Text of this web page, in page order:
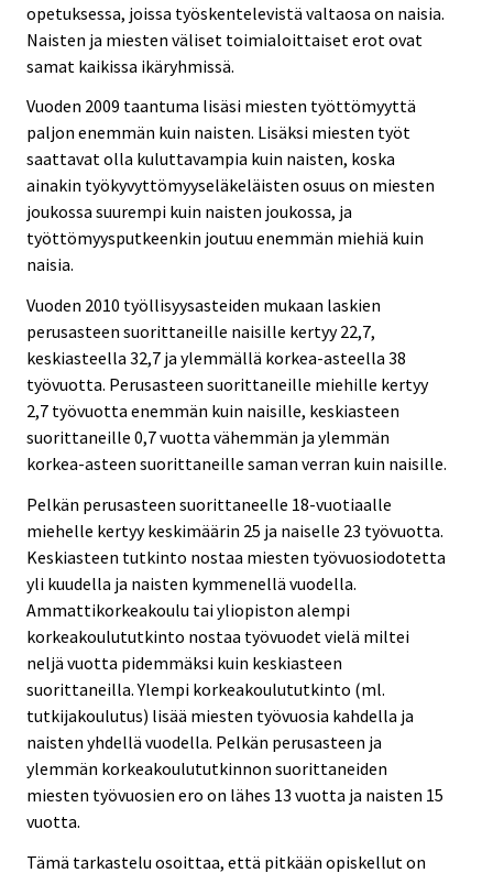
opetuksessa, joissa työskentelevistä valtaosa on naisia.
Naisten ja miesten väliset toimialoittaiset erot ovat
samat kaikissa ikäryhmissä.
Vuoden 2009 taantuma lisäsi miesten työttömyyttä
paljon enemmän kuin naisten. Lisäksi miesten työt
saattavat olla kuluttavampia kuin naisten, koska
ainakin työkyvyttömyyseläkeläisten osuus on miesten
joukossa suurempi kuin naisten joukossa, ja
työttömyysputkeenkin joutuu enemmän miehiä kuin
naisia.
Vuoden 2010 työllisyysasteiden mukaan laskien
perusasteen suorittaneille naisille kertyy 22,7,
keskiasteella 32,7 ja ylemmällä korkea-asteella 38
työvuotta. Perusasteen suorittaneille miehille kertyy
2,7 työvuotta enemmän kuin naisille, keskiasteen
suorittaneille 0,7 vuotta vähemmän ja ylemmän
korkea-asteen suorittaneille saman verran kuin naisille.
Pelkän perusasteen suorittaneelle 18-vuotiaalle
miehelle kertyy keskimäärin 25 ja naiselle 23 työvuotta.
Keskiasteen tutkinto nostaa miesten työvuosiodotetta
yli kuudella ja naisten kymmenellä vuodella.
Ammattikorkeakoulu tai yliopiston alempi
korkeakoulututkinto nostaa työvuodet vielä miltei
neljä vuotta pidemmäksi kuin keskiasteen
suorittaneilla. Ylempi korkeakoulututkinto (ml.
tutkijakoulutus) lisää miesten työvuosia kahdella ja
naisten yhdellä vuodella. Pelkän perusasteen ja
ylemmän korkeakoulututkinnon suorittaneiden
miesten työvuosien ero on lähes 13 vuotta ja naisten 15
vuotta.
Tämä tarkastelu osoittaa, että pitkään opiskellut on